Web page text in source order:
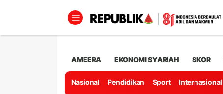
AMEERA EKONOMI SYARIAH SKOR
Nasional Pendidikan Sport Internasional